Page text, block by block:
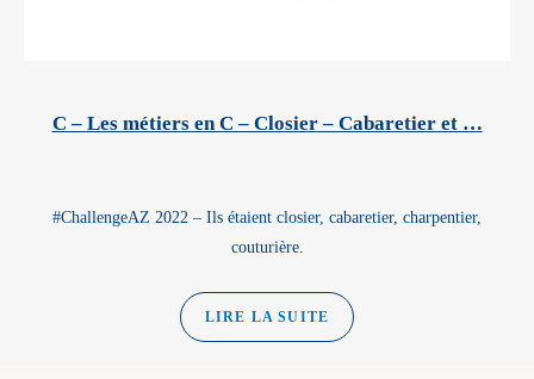
C – Les métiers en C – Closier – Cabaretier et …
#ChallengeAZ 2022 – Ils étaient closier, cabaretier, charpentier,
couturière.
LIRE LA SUITE